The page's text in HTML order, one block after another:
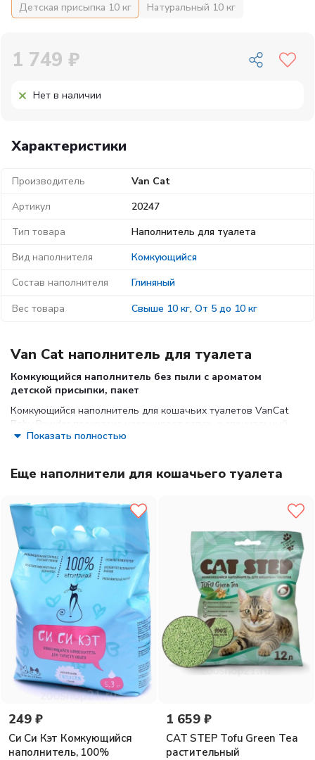
Детская присыпка 10 кг Натуральный 10 кг
Характеристики
Производитель
Van Cat
Артикул
20247
Тип товара
Наполнитель для туалета
Вид наполнителя
Комкующийся
Состав наполнителя
Глиняный
Вес товара
Свыше 10 кг, От 5 до 10 кг
1 749 ₽
Нет в наличии
Van Cat наполнитель для туалета
Комкующийся наполнитель без пыли с ароматом
детской присыпки, пакет
Комкующийся наполнитель для кошачьих туалетов VanCat
Baby Powder прекрасно удерживает запах, а специальный
ароматизатор подарит Вашему дому приятный аромат
Гранулы 0,6-2,25 мм
Эффективно устраняет неприятные запахи
Не пылит, лапы остаются чистыми
Способность к абсорбации 300%
Безопасен для животных и окружающей среды
В 4 раза экономичнее обычных наполнителей
Сохраняет лоток сухим, прост в уборке
Показать полностью
Еще наполнители для кошачьего туалета
249 ₽
Си Си Кэт Комкующийся
наполнитель, 100%
1 659 ₽
CAT STEP Tofu Green Tea
растительный